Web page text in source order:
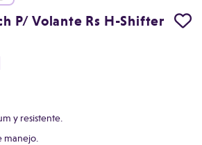
P/ Volante Rs H-Shifter
y resistente.
manejo.